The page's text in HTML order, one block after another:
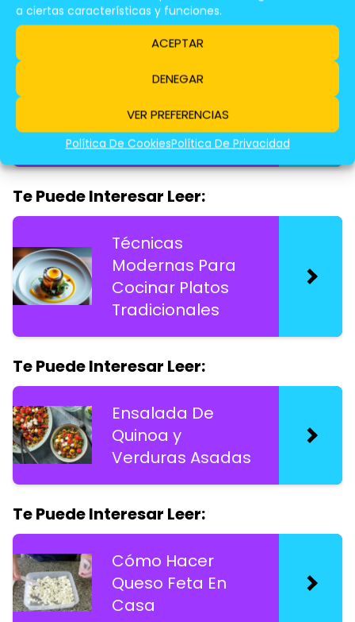
a ciertas características y funciones.
ACEPTAR
DENEGAR
VER PREFERENCIAS
Política De CookiesPolítica De Privacidad
Te Puede Interesar Leer:
La Cocina Con
Frutas y Verduras
Te Puede Interesar Leer:
Técnicas
Modernas Para
Cocinar Platos
Tradicionales
Te Puede Interesar Leer:
Ensalada De
Quinoa y
Verduras Asadas
Te Puede Interesar Leer:
Cómo Hacer
Queso Feta En
Casa